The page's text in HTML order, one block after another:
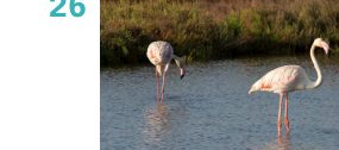
26